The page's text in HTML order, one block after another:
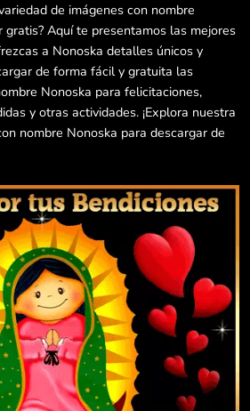
de imágenes con nombre
gratis? Aquí te presentamos las mejores
a Nonoska detalles únicos y
de forma fácil y gratuita las
Nonoska para felicitaciones,
y otras actividades. ¡Explora nuestra
nombre Nonoska para descargar de